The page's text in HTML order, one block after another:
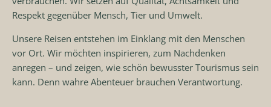
Respekt gegenüber Mensch, Tier und Umwelt.
Unsere Reisen entstehen im Einklang mit den Menschen
vor Ort. Wir möchten inspirieren, zum Nachdenken
anregen – und zeigen, wie schön bewusster Tourismus sein
kann. Denn wahre Abenteuer brauchen Verantwortung.